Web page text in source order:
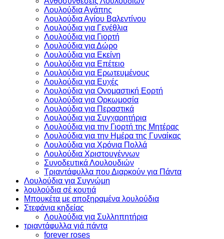
Λουλούδια Αγάπης
Λουλούδια Αγίου Βαλεντίνου
Λουλούδια για Γενέθλια
Λουλούδια για Γιορτή
Λουλούδια για Δώρο
Λουλούδια για Εκείνη
Λουλούδια για Επέτειο
Λουλούδια για Ερωτευμένους
Λουλούδια για Ευχές
Λουλούδια για Ονομαστική Εορτή
Λουλούδια για Ορκωμοσία
Λουλούδια για Περαστικά
Λουλούδια για Συγχαρητήρια
Λουλούδια για την Γιορτή της Μητέρας
Λουλούδια για την Ημέρα της Γυναίκας
Λουλούδια για Χρόνια Πολλά
Λουλούδια Χριστουγέννων
Συνοδευτικά Λουλουδιών
Τριαντάφυλλα που Διαρκούν για Πάντα
Λουλούδια για Συγνώμη
λουλούδια σέ κουτιά
Μπουκέτα με αποξηραμένα λουλούδια
Στεφάνια κηδείας
Λουλούδια για Συλληπητήρια
τριαντάφυλλα γιά πάντα
forever roses